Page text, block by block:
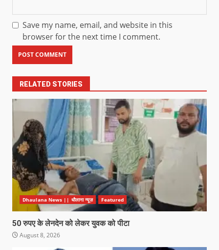
Save my name, email, and website in this
browser for the next time I comment.
RELATED STORIES
Dhaulana News || धौलाना न्यूज़ Featured
50 रुपए के लेनदेन को लेकर युवक को पीटा
August 8, 2026